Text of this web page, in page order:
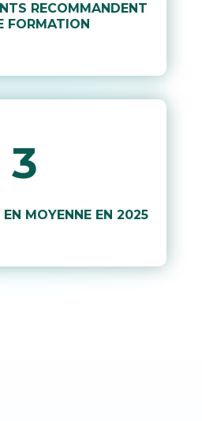
RECOMMANDENT
FORMATION
3
MOYENNE EN 2025